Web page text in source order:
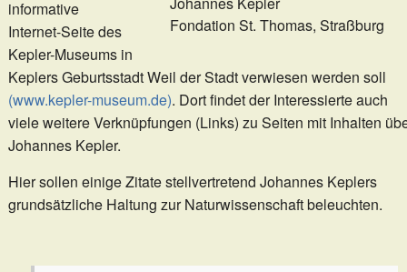
Fondation St. Thomas, Straßburg
informative
Internet-Seite des
Kepler-Museums in
Keplers Geburtsstadt Weil der Stadt verwiesen werden soll
(www.kepler-museum.de). Dort findet der Interessierte auch
viele weitere Verknüpfungen (Links) zu Seiten mit Inhalten
Johannes Kepler.
Hier sollen einige Zitate stellvertretend Johannes Keplers
grundsätzliche Haltung zur Naturwissenschaft beleuchten.